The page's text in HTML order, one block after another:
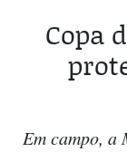
Copa
Em campo, a